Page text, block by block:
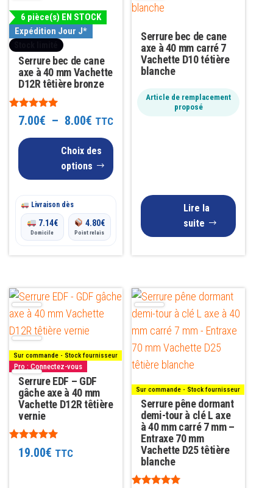
6 pièce(s) EN STOCK
Expédition Jour J*
Serrure bec de cane
axe à 40 mm Vachette
D12R têtière bronze
Note
5.007.00€ – 8.00€ Plage
de
prix :
8.00€
TTC
Choix des
options
plusieurs
variations.
Les
options
peuvent
choisies
sur
Livraison dès
7.14€
Domicile
4.80€
Point relais
Serrure bec de cane
axe à 40 mm carré 7
Vachette D10 tétière
blanche
Article de remplacement
proposé
Lire la
suite
Sur commande - Stock fournisseur
Pro : Connectez-vous
Serrure EDF – GDF
gâche axe à 40 mm
Vachette D12R têtière
vernie
Note
5.0019.00€ TTC
Ce
produit
a
variations.
Les
options
peuvent
être
choisies
Sur commande - Stock fournisseur
Serrure pêne dormant
demi-tour à clé L axe
à 40 mm carré 7 mm –
Entraxe 70 mm
Vachette D25 têtière
blanche